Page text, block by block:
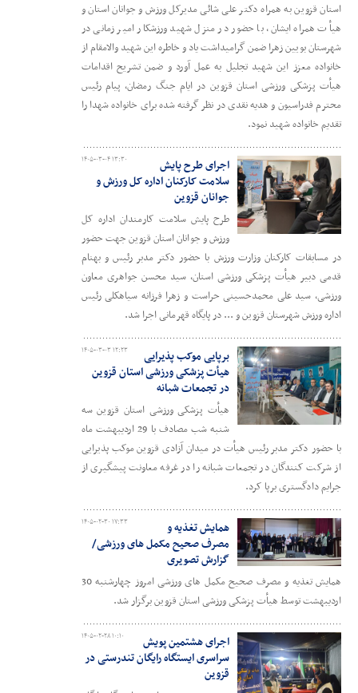
استان قزوین به همراه دکتر علی شائی مدیرکل ورزش و جوانان استان و
هیأت همراه ایشان، با حضور در منزل شهید ورزشکار امیر زمانی در
شهرستان بویین زهرا ضمن گرامیداشت یاد و خاطره این شهید والامقام از
خانواده معزز این شهید تجلیل به عمل آورد و ضمن تشریح اقدامات
هیأت پزشکی ورزشی استان قزوین در ایام جنگ رمضان، پیام رئیس
محترم فدراسیون و هدیه نقدی در نظر گرفته شده برای خانواده شهدا را
تقدیم خانواده شهید نمود.
۱۴۰۵-۰۳-۰۴ ۱۳:۳۰
اجرای طرح پایش
سلامت کارکنان اداره کل ورزش و
جوانان قزوین
طرح پایش سلامت کارمندان اداره کل
ورزش و جوانان استان قزوین جهت حضور
در مسابقات کارکنان وزارت ورزش با حضور دکتر مدبر رئیس و بهنام
قدمی دبیر هیأت پزشکی ورزشی استان، سید محسن جواهری معاون
ورزشی، سید علی محمدحسینی حراست و زهرا فرزانه سیاهکلی رئیس
اداره ورزش شهرستان قزوین و ... در پایگاه قهرمانی اجرا شد.
۱۴۰۵-۰۳-۰۳ ۱۲:۲۳
برپایی موکب پذیرایی
هیأت پزشکی ورزشی استان قزوین
در تجمعات شبانه
هیأت پزشکی ورزشی استان قزوین سه
شنبه شب مصادف با 29 اردیبهشت ماه
با حضور دکتر مدبر رئیس هیأت در میدان آزادی قزوین موکب پذیرایی
از شرکت کنندگان در تجمعات شبانه را در غرفه معاونت پیشگیری از
جرایم دادگستری برپا کرد.
۱۴۰۵-۰۲-۳۰ ۱۷:۳۳
همایش تغذیه و
مصرف صحیح مکمل های ورزشی/
گزارش تصویری
همایش تغذیه و مصرف صحیح مکمل های ورزشی امروز چهارشنبه 30
اردیبهشت توسط هیأت پزشکی ورزشی استان قزوین برگزار شد.
۱۴۰۵-۰۲-۲۸ ۱۰:۱۰
اجرای هشتمین پویش
سراسری ایستگاه رایگان تندرستی در
قزوین